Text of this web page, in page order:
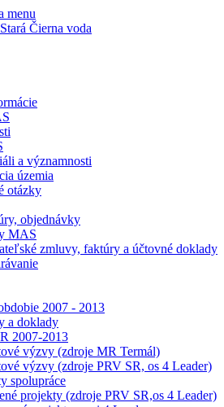
menu
a významnosti
územia
otázky
objednávky
MAS
zmluvy, faktúry a účtovné doklady
2007 - 2013
a doklady
2007-2013
výzvy (zdroje MR Termál)
výzvy (zdroje PRV SR, os 4 Leader)
spolupráce
projekty (zdroje PRV SR,os 4 Leader)